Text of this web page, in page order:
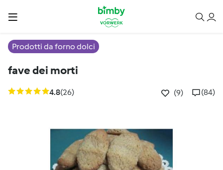
Prodotti da forno dolci
fave dei morti
4.8(26) (9) (84)